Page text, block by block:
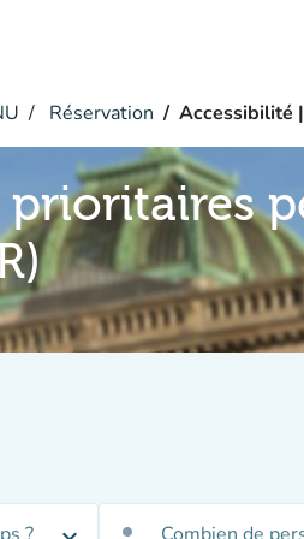
Réservation Accessibilité